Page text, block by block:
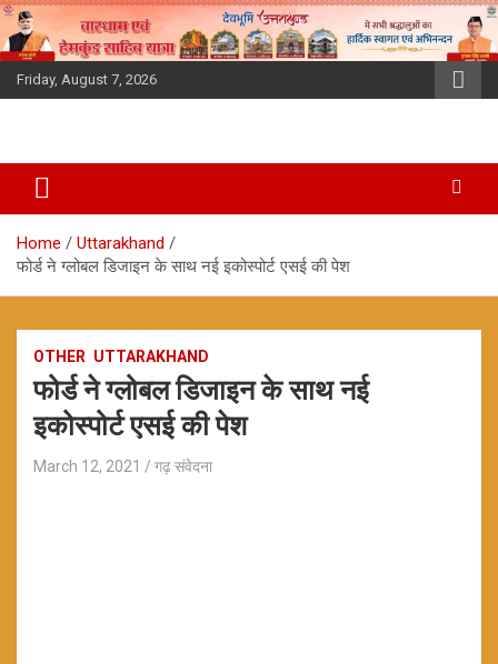
Skip
to
content
Friday, August 7, 2026
Home
Uttarakhand
फोर्ड ने ग्लोबल डिजाइन के साथ नई इकोस्पोर्ट एसई की पेश
OTHER UTTARAKHAND
फोर्ड ने ग्लोबल डिजाइन के साथ नई
इकोस्पोर्ट एसई की पेश
March 12, 2021 गढ़ संवेदना